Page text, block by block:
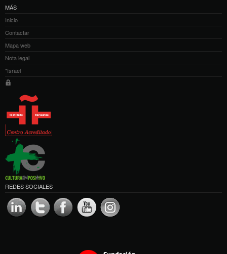
MÁS
Inicio
Contactar
Mapa web
Nota legal
*Israel
REDES SOCIALES